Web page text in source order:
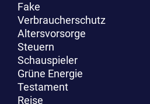
Fake
Verbraucherschutz
Altersvorsorge
Steuern
Schauspieler
Grüne Energie
Testament
Reise